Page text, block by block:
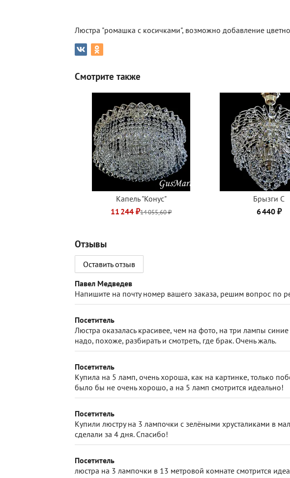
Люстра "ромашка с косичками", возможно добавление
Смотрите также
Капель "Конус"
11 244 ₽14 055,60 ₽
Брызги C
6 440 ₽
Отзывы
Оставить отзыв
Павел Медведев
Напишите на почту номер вашего заказа, решим вопрос по
Посетитель
Люстра оказалась красивее, чем на фото, на три лампы
надо, похоже, разбирать и смотреть, где брак. Очень жаль.
Посетитель
Купила на 5 ламп, очень хороша, как на картинке, только
было бы не очень хорошо, а на 5 ламп смотрится идеально!
Посетитель
Купили люстру на 3 лампочки с зелёными хрусталиками в
сделали за 4 дня. Спасибо!
Посетитель
люстра на 3 лампочки в 13 метровой комнате смотрится